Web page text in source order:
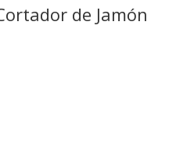
de Jamón